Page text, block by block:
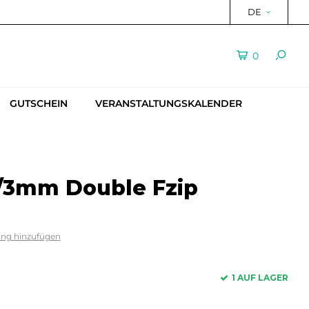
DE
0
GUTSCHEIN VERANSTALTUNGSKALENDER
Double Fzip
hinzufügen
1 AUF LAGER